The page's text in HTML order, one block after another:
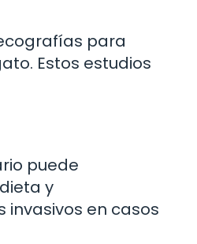
para
Estos estudios
puede
y
en casos